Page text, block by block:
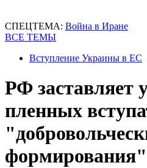
СПЕЦТЕМА: Война в Иране
ВСЕ ТЕМЫ
Вступление Украины в ЕС
РФ заставляет
пленных